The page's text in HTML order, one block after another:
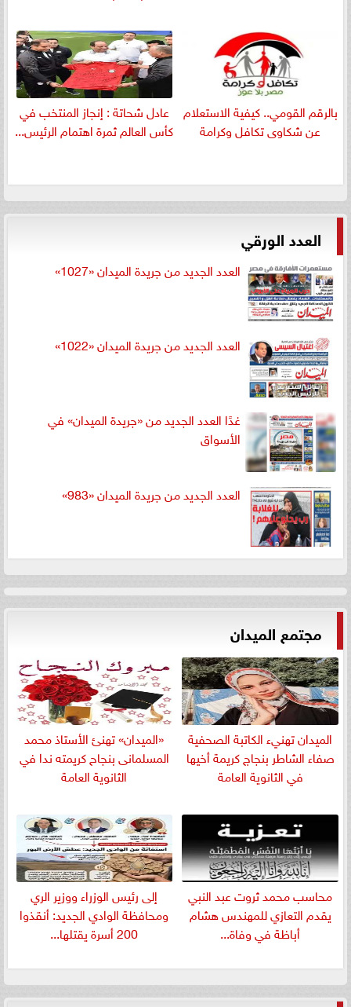
بالرقم القومي.. كيفية الاستعلام
عن شكاوى تكافل وكرامة
عادل شحاتة : إنجاز المنتخب في
كأس العالم ثمرة اهتمام الرئيس...
العدد الورقي
العدد الجديد من جريدة الميدان «1027»
العدد الجديد من جريدة الميدان «1022»
غدًا العدد الجديد من «جريدة الميدان» في
الأسواق
العدد الجديد من جريدة الميدان «983»
مجتمع الميدان
الميدان تهنيء الكاتبة الصحفية
صفاء الشاطر بنجاج كريمة أخيها
في الثانوية العامة
«الميدان» تهنئ الأستاذ محمد
المسلمانى بنجاح كريمته ندا في
الثانوية العامة
​محاسب محمد ثروت عبد النبي
يقدم التعازي للمهندس هشام
أباظة في وفاة...
إلى رئيس الوزراء ووزير الري
ومحافظة الوادي الجديد: أنقذوا
200 أسرة يقتلها...